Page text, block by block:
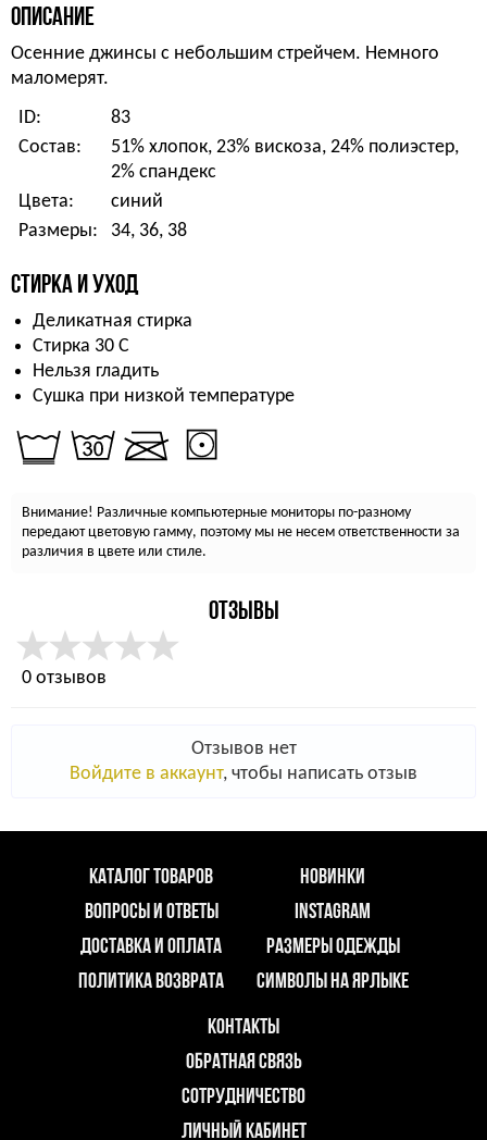
ОПИСАНИЕ
Осенние джинсы с небольшим стрейчем. Немного
маломерят.
ID:
83
Состав:
51% хлопок, 23% вискоза, 24% полиэстер,
2% спандекс
Цвета:
синий
Размеры:
34, 36, 38
СТИРКА И УХОД
Деликатная стирка
Стирка 30 С
Нельзя гладить
Сушка при низкой температуре
Внимание! Различные компьютерные мониторы по-разному
передают цветовую гамму, поэтому мы не несем ответственности за
различия в цвете или стиле.
ОТЗЫВЫ
0 отзывов
Отзывов нет
Войдите в аккаунт, чтобы написать отзыв
КАТАЛОГ ТОВАРОВ
ВОПРОСЫ И ОТВЕТЫ
ДОСТАВКА И ОПЛАТА
ПОЛИТИКА ВОЗВРАТА
НОВИНКИ
INSTAGRAM
РАЗМЕРЫ ОДЕЖДЫ
СИМВОЛЫ НА ЯРЛЫКЕ
КОНТАКТЫ
ОБРАТНАЯ СВЯЗЬ
СОТРУДНИЧЕСТВО
ЛИЧНЫЙ КАБИНЕТ